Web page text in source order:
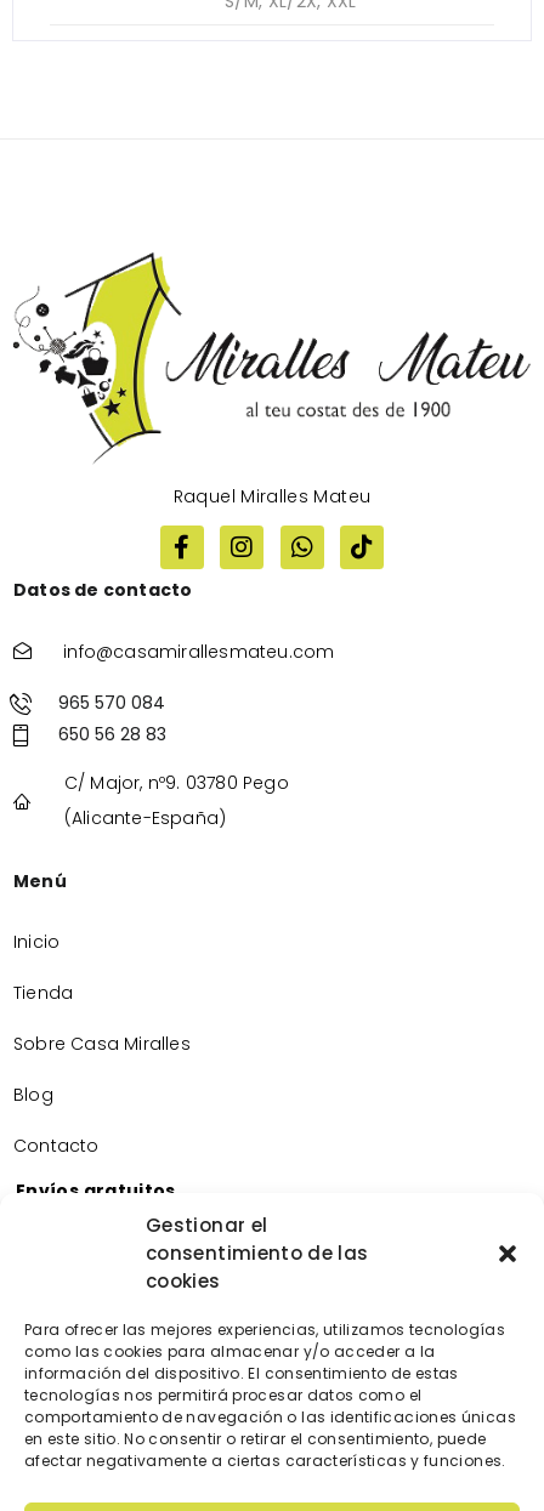
Gestionar el
consentimiento de las
cookies
Para ofrecer las mejores experiencias, utilizamos tecnologías
como las cookies para almacenar y/o acceder a la
información del dispositivo. El consentimiento de estas
tecnologías nos permitirá procesar datos como el
comportamiento de navegación o las identificaciones únicas
en este sitio. No consentir o retirar el consentimiento, puede
afectar negativamente a ciertas características y funciones.
Raquel Miralles Mateu
Datos de contacto
info@casamirallesmateu.com
965 570 084
650 56 28 83
C/ Major, nº9. 03780 Pego
(Alicante-España)
Menú
Inicio
Tienda
Sobre Casa Miralles
Blog
Contacto
Envíos gratuitos
Envíos gratuitos por la compra de más de 60€.
Devoluciones gratuitas
Devoluciones gratuitas en nuestra tienda física.
Pago seguro
Tarjeta de crédito/débito.
Transferencia bancaria.
Bizum.